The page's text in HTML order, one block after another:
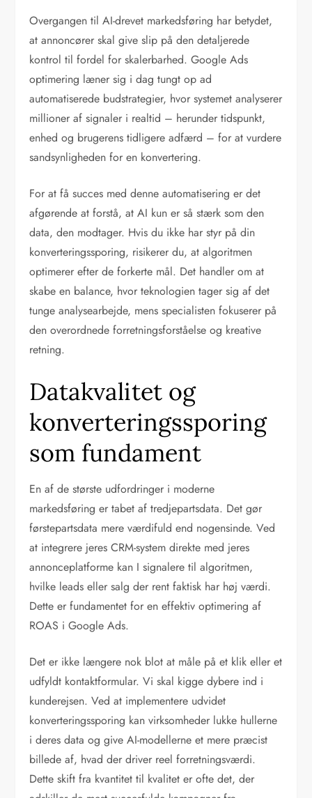
Overgangen til AI-drevet markedsføring har betydet,
at annoncører skal give slip på den detaljerede
kontrol til fordel for skalerbarhed. Google Ads
optimering læner sig i dag tungt op ad
automatiserede budstrategier, hvor systemet analyserer
millioner af signaler i realtid – herunder tidspunkt,
enhed og brugerens tidligere adfærd – for at vurdere
sandsynligheden for en konvertering.
For at få succes med denne automatisering er det
afgørende at forstå, at AI kun er så stærk som den
data, den modtager. Hvis du ikke har styr på din
konverteringssporing, risikerer du, at algoritmen
optimerer efter de forkerte mål. Det handler om at
skabe en balance, hvor teknologien tager sig af det
tunge analysearbejde, mens specialisten fokuserer på
den overordnede forretningsforståelse og kreative
retning.
Datakvalitet og
konverteringssporing
som fundament
En af de største udfordringer i moderne
markedsføring er tabet af tredjepartsdata. Det gør
førstepartsdata mere værdifuld end nogensinde. Ved
at integrere jeres CRM-system direkte med jeres
annonceplatforme kan I signalere til algoritmen,
hvilke leads eller salg der rent faktisk har høj værdi.
Dette er fundamentet for en effektiv optimering af
ROAS i Google Ads.
Det er ikke længere nok blot at måle på et klik eller et
udfyldt kontaktformular. Vi skal kigge dybere ind i
kunderejsen. Ved at implementere udvidet
konverteringssporing kan virksomheder lukke hullerne
i deres data og give AI-modellerne et mere præcist
billede af, hvad der driver reel forretningsværdi.
Dette skift fra kvantitet til kvalitet er ofte det, der